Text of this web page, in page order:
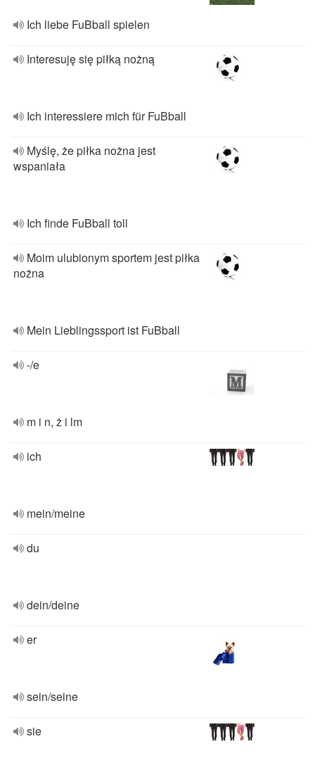
Ich liebe FuBball spielen
Interesuję się piłką nożną
Ich interessiere mich für FuBball
Myślę, że piłka nożna jest
wspaniała
Ich finde FuBball toll
Moim ulubionym sportem jest piłka
nożna
Mein Lieblingssport ist FuBball
-/e
m i n, ż i lm
ich
mein/meine
du
dein/deine
er
sein/seine
sie